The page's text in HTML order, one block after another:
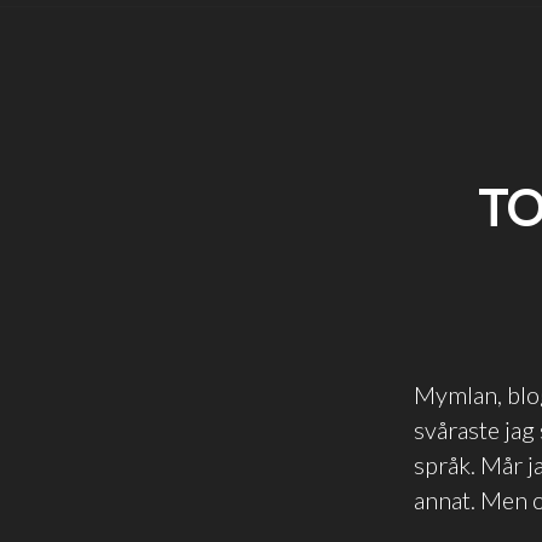
Mymlan,
svåraste
språk. Mår
annat. Men